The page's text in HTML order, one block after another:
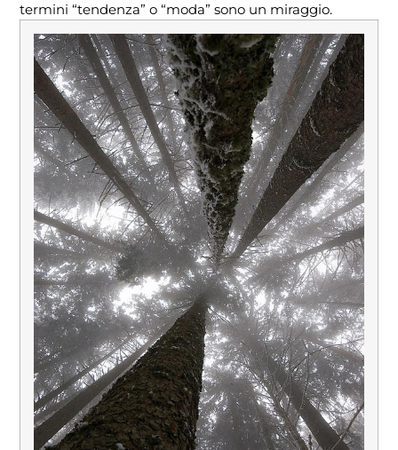
termini “tendenza” o “moda” sono un miraggio.